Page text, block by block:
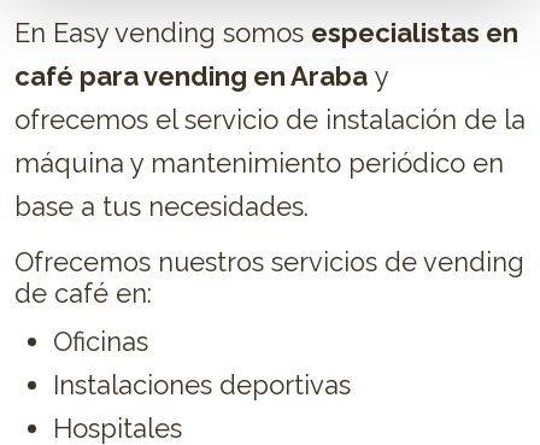
En Easy vending somos especialistas en
café para vending en Araba y
ofrecemos el servicio de instalación de la
máquina y mantenimiento periódico en
base a tus necesidades.
Ofrecemos nuestros servicios de vending
de café en:
Oficinas
Instalaciones deportivas
Hospitales